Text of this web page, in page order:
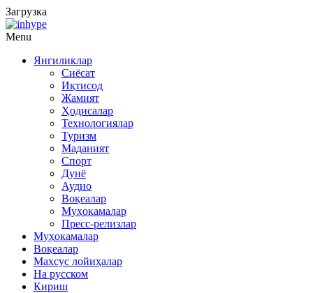
Загрузка
Menu
Янгиликлар
Сиёсат
Иқтисод
Жамият
Ҳодисалар
Технологиялар
Туризм
Маданият
Спорт
Дунё
Аудио
Воқеалар
Муҳокамалар
Пресс-релизлар
Муҳокамалар
Воқеалар
Махсус лойиҳалар
На русском
Кириш